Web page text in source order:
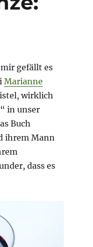
gefällt es
Marianne
wirklich
in unser
Buch
ihrem Mann
dass es